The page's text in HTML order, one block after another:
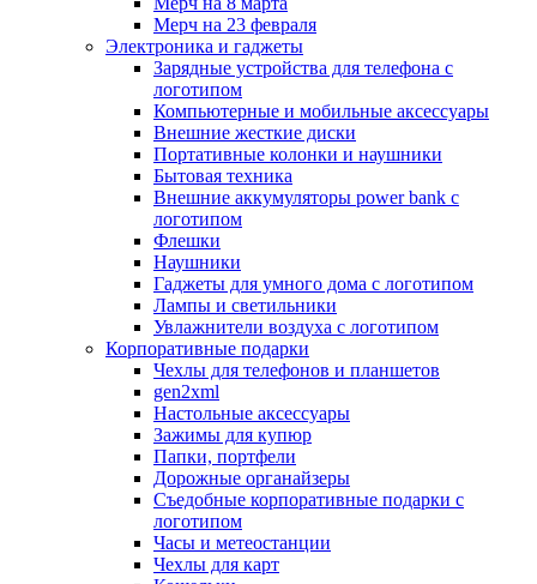
Мерч на 23 февраля
Электроника и гаджеты
Зарядные устройства для телефона с
логотипом
Компьютерные и мобильные аксессуары
Внешние жесткие диски
Портативные колонки и наушники
Бытовая техника
Внешние аккумуляторы power bank с
логотипом
Флешки
Наушники
Гаджеты для умного дома с логотипом
Лампы и светильники
Увлажнители воздуха с логотипом
Корпоративные подарки
Чехлы для телефонов и планшетов
gen2xml
Настольные аксессуары
Зажимы для купюр
Папки, портфели
Дорожные органайзеры
Съедобные корпоративные подарки с
логотипом
Часы и метеостанции
Чехлы для карт